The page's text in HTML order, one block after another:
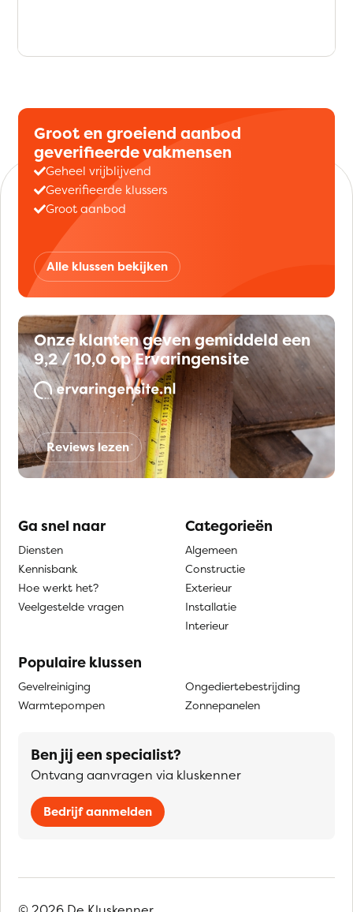
Groot en groeiend aanbod
geverifieerde vakmensen
Geheel vrijblijvend
Geverifieerde klussers
Groot aanbod
Alle klussen bekijken
Onze klanten geven gemiddeld een
9,2 / 10,0 op Ervaringensite
Reviews lezen
Ga snel naar
Diensten
Kennisbank
Hoe werkt het?
Veelgestelde vragen
Categorieën
Algemeen
Constructie
Exterieur
Installatie
Interieur
Populaire klussen
Gevelreiniging
Warmtepompen
Ongediertebestrijding
Zonnepanelen
Ben jij een specialist?
Ontvang aanvragen via kluskenner
Bedrijf aanmelden